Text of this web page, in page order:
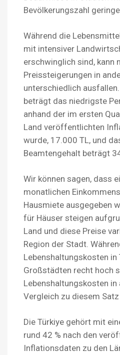
Bevölkerungszahl
Während die
mit intensiver
erschwinglich sind, kann
Preissteigerungen in
unterschiedlich
beträgt das niedrigste
anhand der im ersten
Land veröffentlichten
wurde, 17.000 TL, und
Beamtengehalt beträgt
Wir können sagen, dass
monatlichen
Hausmiete ausgegeben
für Häuser steigen
Land und diese Preise
Region der Stadt.
Lebenshaltungskosten in
Großstädten recht hoch
Lebenshaltungskosten in
Vergleich zu diesem Satz
Die Türkiye gehört mit
rund 42 % nach den
Inflationsdaten zu den